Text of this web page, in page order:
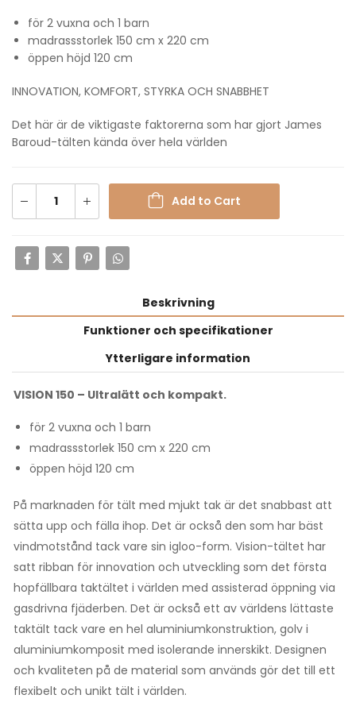
för 2 vuxna och 1 barn
madrassstorlek 150 cm x 220 cm
öppen höjd 120 cm
INNOVATION, KOMFORT, STYRKA OCH SNABBHET
Det här är de viktigaste faktorerna som har gjort James
Baroud-tälten kända över hela världen
Add to Cart
Beskrivning
Funktioner och specifikationer
Ytterligare information
VISION 150 – Ultralätt och kompakt.
för 2 vuxna och 1 barn
madrassstorlek 150 cm x 220 cm
öppen höjd 120 cm
På marknaden för tält med mjukt tak är det snabbast att
sätta upp och fälla ihop. Det är också den som har bäst
vindmotstånd tack vare sin igloo-form. Vision-tältet har
satt ribban för innovation och utveckling som det första
hopfällbara taktältet i världen med assisterad öppning via
gasdrivna fjäderben. Det är också ett av världens lättaste
taktält tack vare en hel aluminiumkonstruktion, golv i
aluminiumkomposit med isolerande innerskikt. Designen
och kvaliteten på de material som används gör det till ett
flexibelt och unikt tält i världen.